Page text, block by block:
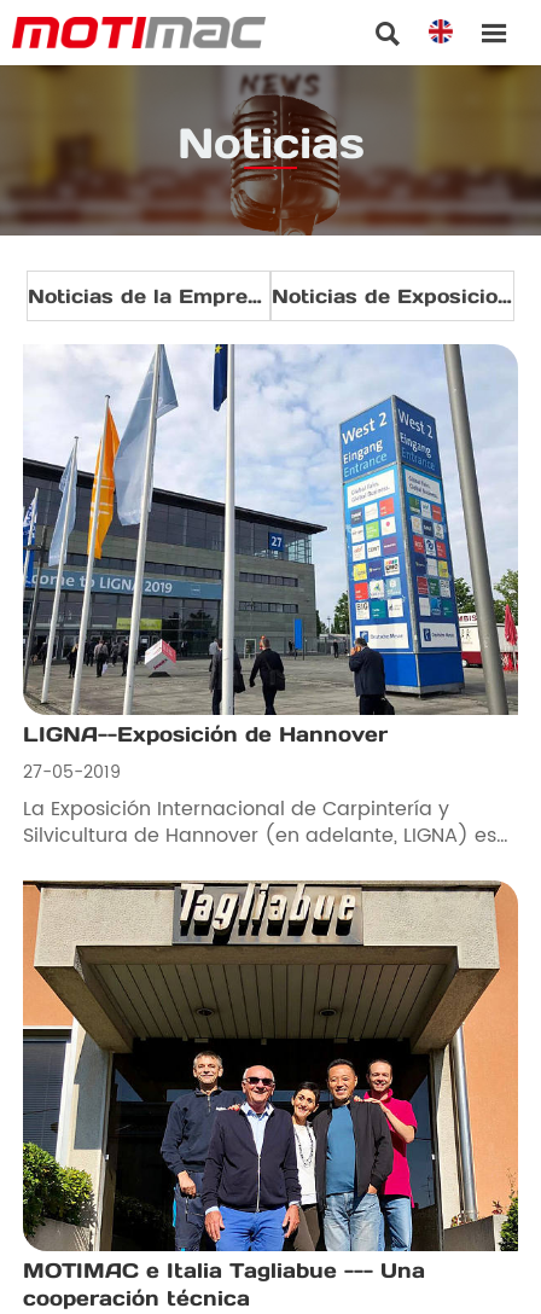
 
Noticias
Noticias de la Empresa Noticias de Exposiciones
LIGNA--Exposición de Hannover
27-05-2019
La Exposición Internacional de Carpintería y
Silvicultura de Hannover (en adelante, LIGNA) es
industria mundial de la madera, la fabricación de
muebles y la industria de procesamiento de la
madera.
MOTIMAC e Italia Tagliabue --- Una
cooperación técnica